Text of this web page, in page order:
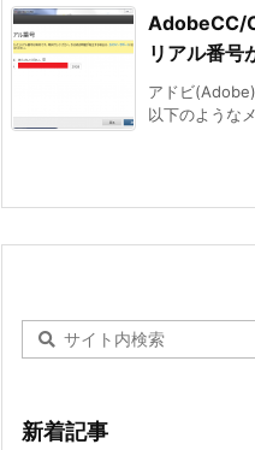
AdobeCC/
リアル番号
アドビ
以下のような
新着記事